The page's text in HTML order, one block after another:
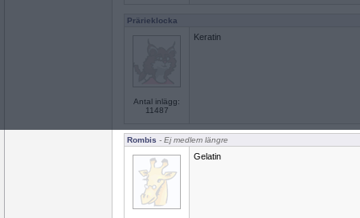
Prärieklocka
Antal inlägg:
11487
Keratin
Rombis - Ej medlem längre
Gelatin